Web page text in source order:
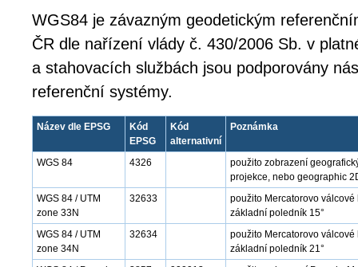
WGS84 je závazným geodetickým
ČR dle nařízení vlády č. 430/2006 Sb. v
a stahovacích službách jsou podporovány
referenční systémy.
Název dle EPSG
Kód
EPSG
Kód
alternativní
Poznámka
WGS 84 4326
použito zobrazení
projekce, nebo geographic
WGS 84 / UTM
zone 33N
32633
použito Mercatorovo
základní poledník 15°
WGS 84 / UTM
zone 34N
32634
použito Mercatorovo
základní poledník 21°